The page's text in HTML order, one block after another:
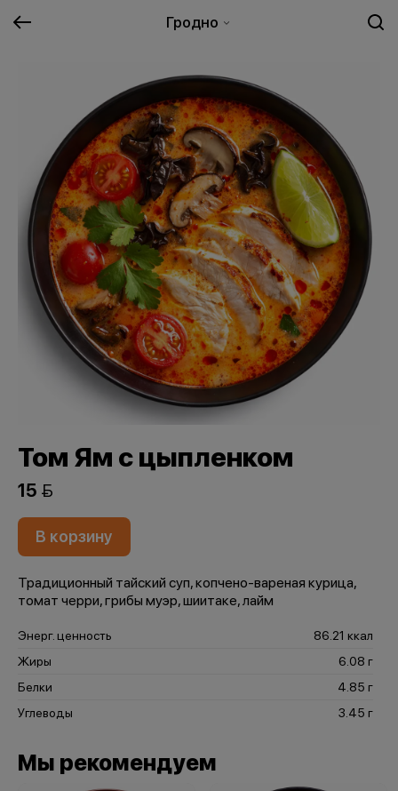
Гродно
Том Ям с цыпленком
15 
В корзину
Традиционный тайский суп, копчено-вареная курица,
томат черри, грибы муэр, шиитаке, лайм
Энерг. ценность
86.21 ккал
Жиры
6.08 г
Белки
4.85 г
Углеводы
3.45 г
Мы рекомендуем